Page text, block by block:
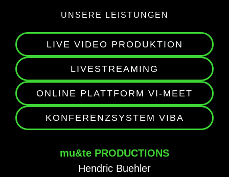
UNSERE LEISTUNGEN
LIVE VIDEO PRODUKTION
LIVESTREAMING
ONLINE PLATTFORM VI-MEET
KONFERENZSYSTEM VIBA
mu&te PRODUCTIONS
Hendric Buehler